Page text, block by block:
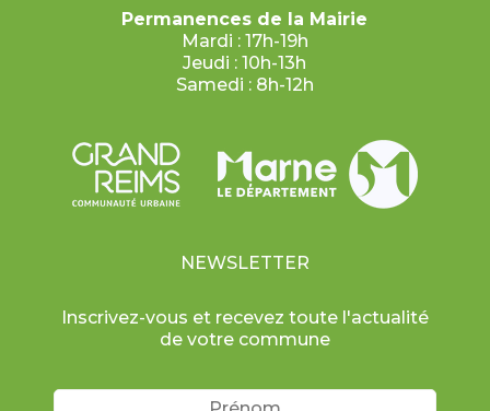
Permanences de la Mairie
Mardi : 17h-19h
Jeudi : 10h-13h
Samedi : 8h-12h
NEWSLETTER
Inscrivez-vous et recevez toute l'actualité
de votre commune